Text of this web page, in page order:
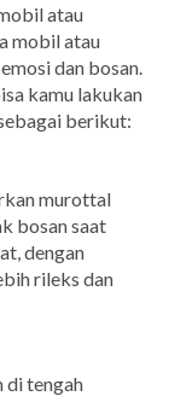
atau
mobil atau
dan bosan.
kamu lakukan
berikut:
murottal
bosan saat
dengan
rileks dan
di tengah